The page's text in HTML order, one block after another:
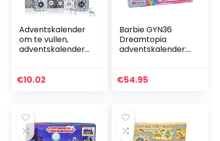
Adventskalender
om te vullen,
adventskalender
ozen, 1-24
€10.02
Barbie GYN36
Dreamtopia
adventskalender:
accessoires en 10
€54.95